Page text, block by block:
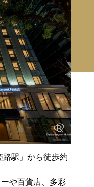
駅」から徒歩約
や百貨店、多彩